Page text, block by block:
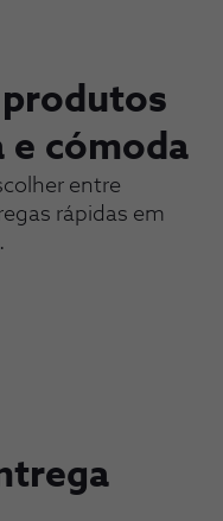
produtos
e cómoda
entre
rápidas em